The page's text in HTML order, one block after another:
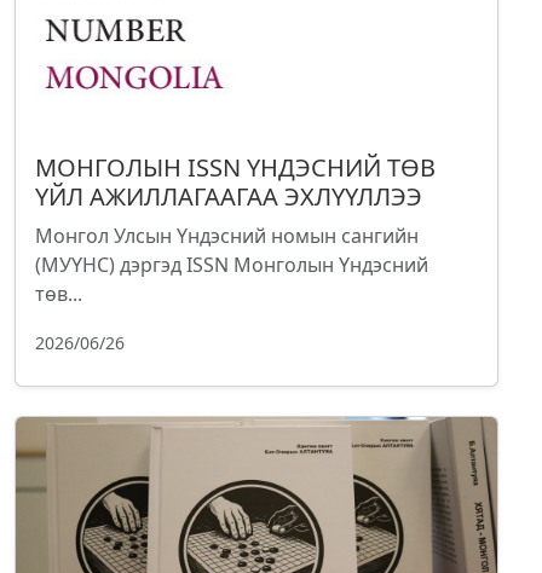
МОНГОЛЫН ISSN ҮНДЭСНИЙ ТӨВ
ҮЙЛ АЖИЛЛАГААГАА ЭХЛҮҮЛЛЭЭ
Монгол Улсын Үндэсний номын сангийн
(МУҮНС) дэргэд ISSN Монголын Үндэсний
төв...
2026/06/26